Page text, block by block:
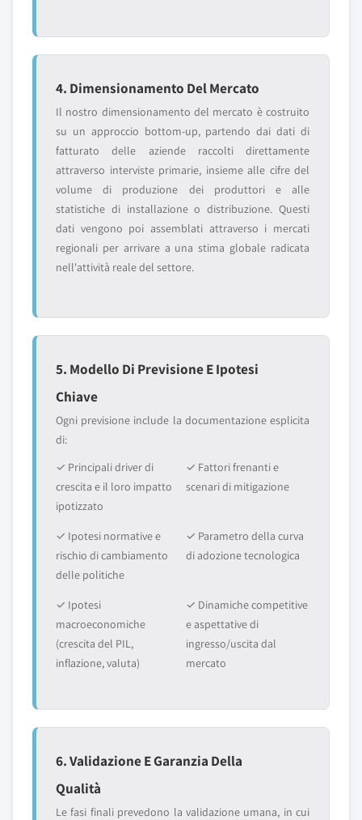
4. Dimensionamento Del Mercato
Il nostro dimensionamento del mercato è costruito
su un approccio bottom-up, partendo dai dati di
fatturato delle aziende raccolti direttamente
attraverso interviste primarie, insieme alle cifre del
volume di produzione dei produttori e alle
statistiche di installazione o distribuzione. Questi
dati vengono poi assemblati attraverso i mercati
regionali per arrivare a una stima globale radicata
nell'attività reale del settore.
5. Modello Di Previsione E Ipotesi
Chiave
Ogni previsione include la documentazione esplicita
di:
✓ Principali driver di
crescita e il loro impatto
ipotizzato
✓ Fattori frenanti e
scenari di mitigazione
✓ Ipotesi normative e
rischio di cambiamento
delle politiche
✓ Parametro della curva
di adozione tecnologica
✓ Ipotesi
macroeconomiche
(crescita del PIL,
inflazione, valuta)
✓ Dinamiche competitive
e aspettative di
ingresso/uscita dal
mercato
6. Validazione E Garanzia Della
Qualità
Le fasi finali prevedono la validazione umana, in cui